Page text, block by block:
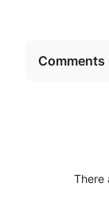
Comments
There